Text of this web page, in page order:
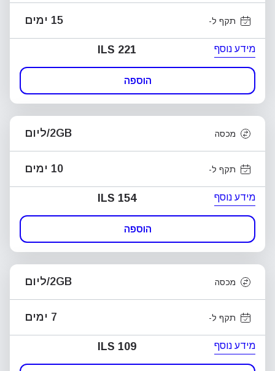
תקף ל- 15 ימים
מידע נוסף ILS 221
הוספה
מכסה 2GB/ליום
תקף ל- 10 ימים
מידע נוסף ILS 154
הוספה
מכסה 2GB/ליום
תקף ל- 7 ימים
מידע נוסף ILS 109